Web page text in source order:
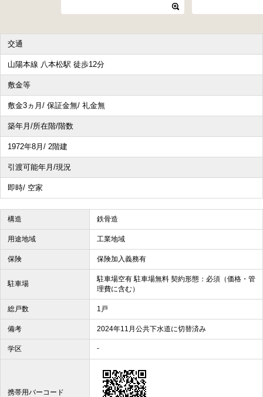
交通
山陽本線 八本松駅 徒歩12分
敷金等
敷金3ヵ月/ 保証金無/ 礼金無
築年月/所在階/階数
1972年8月/ 2階建
引渡可能年月/現況
即時/ 空家
構造 鉄骨造
用途地域 工業地域
保険 保険加入義務有
駐車場
駐車場空有 駐車場無料 契約形態：必須（価格・管
理費に含む）
総戸数 1戸
備考 2024年11月公共下水道に切替済み
学区 -
携帯用バーコード